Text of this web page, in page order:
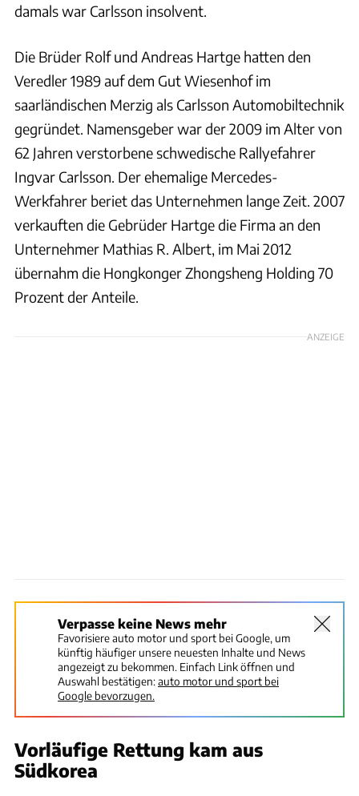
damals war Carlsson insolvent.
Die Brüder Rolf und Andreas Hartge hatten den
Veredler 1989 auf dem Gut Wiesenhof im
saarländischen Merzig als Carlsson Automobiltechnik
gegründet. Namensgeber war der 2009 im Alter von
62 Jahren verstorbene schwedische Rallyefahrer
Ingvar Carlsson. Der ehemalige Mercedes-
Werkfahrer beriet das Unternehmen lange Zeit. 2007
verkauften die Gebrüder Hartge die Firma an den
Unternehmer Mathias R. Albert, im Mai 2012
übernahm die Hongkonger Zhongsheng Holding 70
Prozent der Anteile.
ANZEIGE
Verpasse keine News mehr
Favorisiere auto motor und sport bei Google, um
künftig häufiger unsere neuesten Inhalte und News
angezeigt zu bekommen. Einfach Link öffnen und
Auswahl bestätigen:auto motor und sport bei
Google bevorzugen.
Vorläufige Rettung kam aus
Südkorea